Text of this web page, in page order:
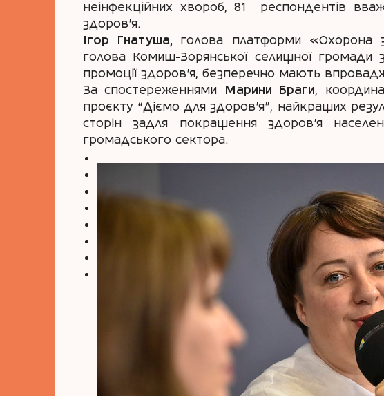
неінфекційних хвороб, 81% респондентів
здоров’я.
Ігор Гнатуша,
голова платформи «Охорона
голова Комиш-Зорянської селищної громади
промоції здоров’я, безперечно мають
За спостереженнями
Марини Браги ,
проєкту “Діємо для здоров’я”, найкращих
сторін задля покращення здоров’я
громадського сектора.